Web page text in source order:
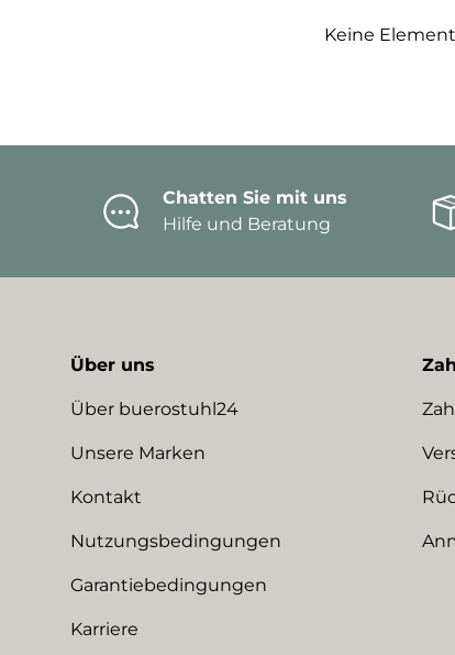
Keine
Chatten Sie mit uns
Hilfe und Beratung
Über uns
Über buerostuhl24
Unsere Marken
Kontakt
Nutzungsbedingungen
Garantiebedingungen
Karriere